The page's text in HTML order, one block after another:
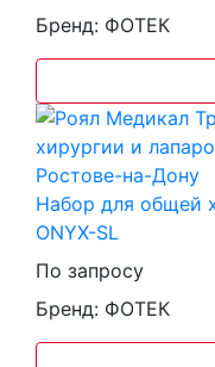
Бренд: ФОТЕК
Набор для общей
ONYX-SL
По запросу
Бренд: ФОТЕК